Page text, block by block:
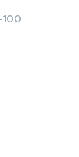
100